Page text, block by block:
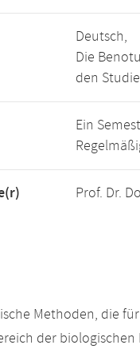
Deutsch,
Die
den
Ein
Prof. Dr.
Methoden, die
der